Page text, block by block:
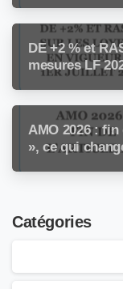
DE +2 % et
mesures LF
AMO 2026 :
», ce qui
Catégories